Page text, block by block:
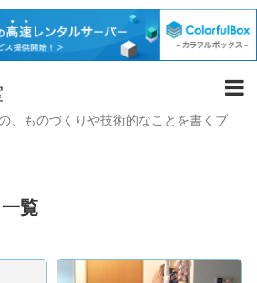
、ものづくりや技術的なことを書くブ
覧